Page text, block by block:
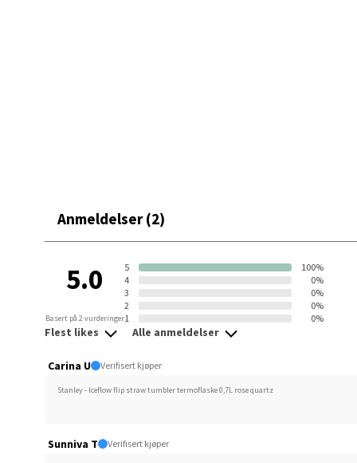
Anmeldelser (2)
5.0
Basert på 2 vurderinger
5
100%
4
0%
3
0%
2
0%
1
0%
Flest likes Alle anmeldelser
Carina U Verifisert kjøper
Stanley - Iceflow flip straw tumbler termoflaske 0,7L rose quartz
Sunniva T Verifisert kjøper
Åpent